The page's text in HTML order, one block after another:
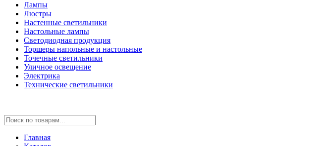
Лампы
Люстры
Настенные светильники
Настольные лампы
Светодиодная продукция
Торшеры напольные и настольные
Точечные светильники
Уличное освещение
Электрика
Технические светильники
Главная